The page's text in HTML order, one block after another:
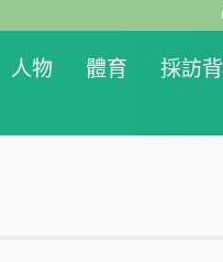
人物 體育 採訪